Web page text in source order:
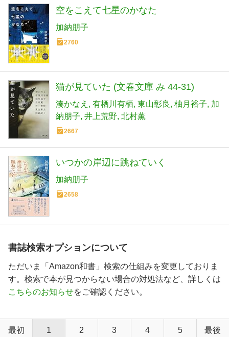
空をこえて七星のかなた
加納朋子
2760
猫が見ていた (文春文庫 み 44-31)
湊かなえ 有栖川有栖 東山彰良 柚月裕子 加
納朋子 井上荒野 北村薫
2667
いつかの岸辺に跳ねていく
加納朋子
2658
書誌検索オプションについて
ただいま「Amazon和書」検索の仕組みを変更しておりま
す。検索で本が見つからない場合の対処法など、詳しくは
こちらのお知らせをご確認ください。
最初 1 2 3 4 5 最後